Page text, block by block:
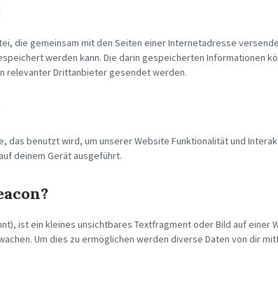
die gemeinsam mit den Seiten einer Internetadresse
werden kann. Die darin gespeicherten Informationen
relevanter Drittanbieter gesendet werden.
das benutzt wird, um unserer Website Funktionalität und
deinem Gerät ausgeführt.
ist ein kleines unsichtbares Textfragment oder Bild auf einer
Um dies zu ermöglichen werden diverse Daten von dir